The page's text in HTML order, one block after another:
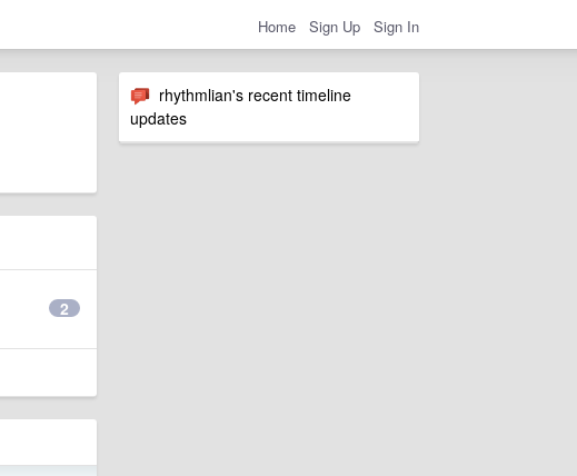
Home Sign Up Sign In
rhythmlian's recent timeline
updates
2